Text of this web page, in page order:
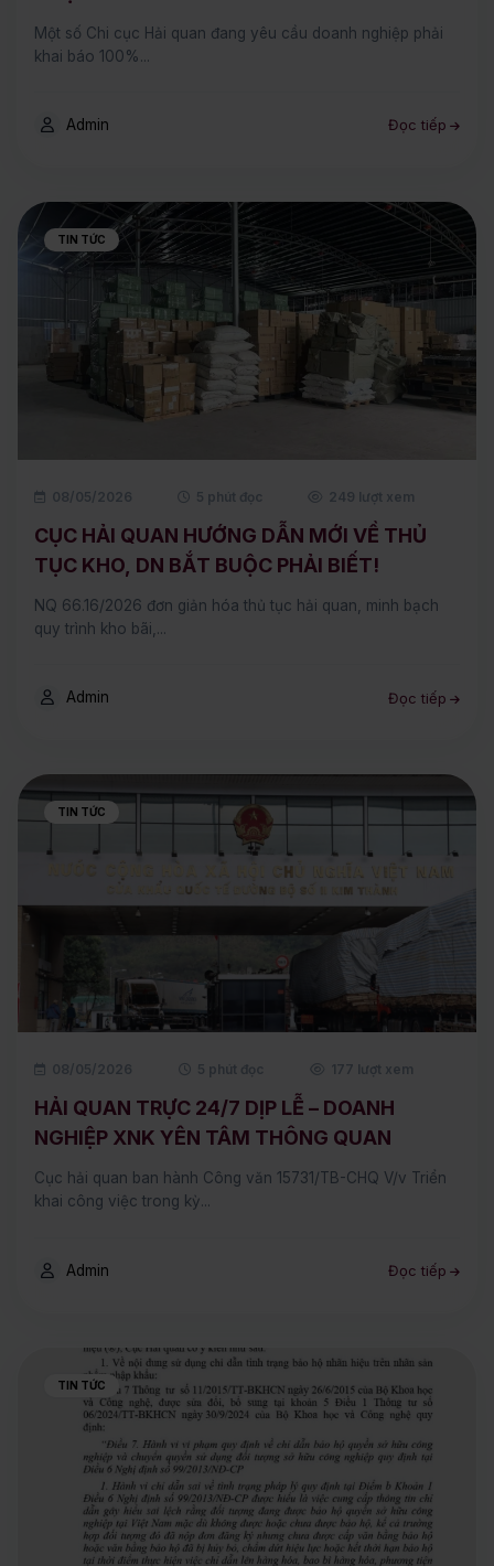
Admin Đọc tiếp
Một số Chi cục Hải quan đang yêu cầu doanh nghiệp phải
khai báo 100%...
TIN TỨC
08/05/2026 5 phút đọc 249 lượt xem
Admin Đọc tiếp
CỤC HẢI QUAN HƯỚNG DẪN MỚI VỀ THỦ
TỤC KHO, DN BẮT BUỘC PHẢI BIẾT!
NQ 66.16/2026 đơn giản hóa thủ tục hải quan, minh bạch
quy trình kho bãi,...
TIN TỨC
08/05/2026 5 phút đọc 177 lượt xem
Admin Đọc tiếp
HẢI QUAN TRỰC 24/7 DỊP LỄ – DOANH
NGHIỆP XNK YÊN TÂM THÔNG QUAN
Cục hải quan ban hành Công văn 15731/TB-CHQ V/v Triển
khai công việc trong kỳ...
TIN TỨC